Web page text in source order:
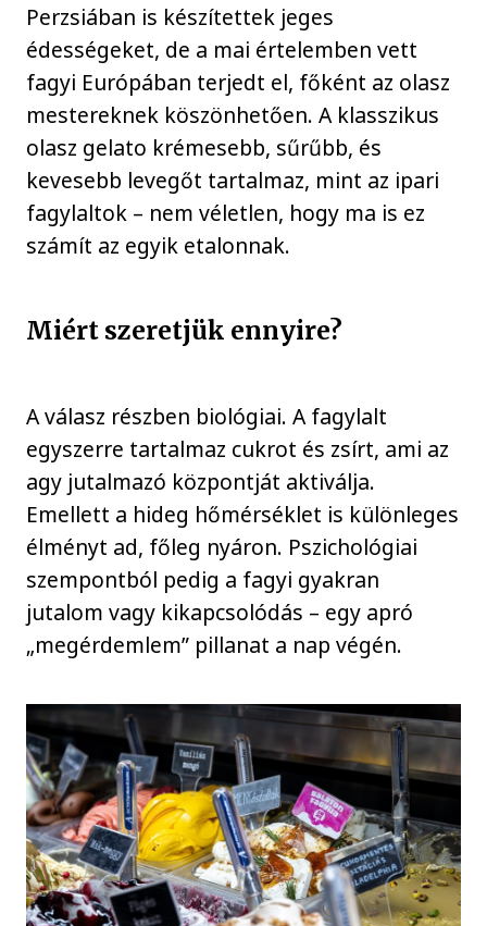
Perzsiában is készítettek jeges
édességeket, de a mai értelemben vett
fagyi Európában terjedt el, főként az olasz
mestereknek köszönhetően. A klasszikus
olasz gelato krémesebb, sűrűbb, és
kevesebb levegőt tartalmaz, mint az ipari
fagylaltok – nem véletlen, hogy ma is ez
számít az egyik etalonnak.
Miért szeretjük ennyire?
A válasz részben biológiai. A fagylalt
egyszerre tartalmaz cukrot és zsírt, ami az
agy jutalmazó központját aktiválja.
Emellett a hideg hőmérséklet is különleges
élményt ad, főleg nyáron. Pszichológiai
szempontból pedig a fagyi gyakran
jutalom vagy kikapcsolódás – egy apró
„megérdemlem” pillanat a nap végén.